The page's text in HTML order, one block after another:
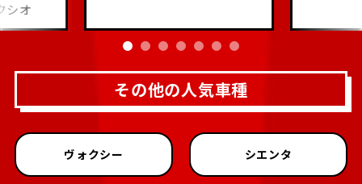
シオ
その他の人気車種
ヴォクシー シエンタ